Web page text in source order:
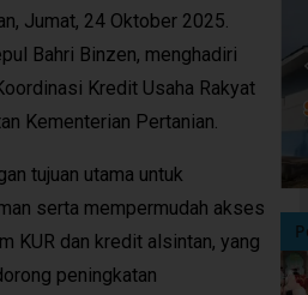
Jumat, 24 Oktober 2025.
Bahri Binzen, menghadiri
Kredit Usaha Rakyat
Kementerian Pertanian.
tujuan utama untuk
serta mempermudah akses
KUR dan kredit alsintan, yang
peningkatan